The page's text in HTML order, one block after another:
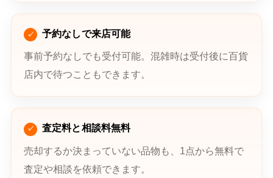
予約なしで来店可能
事前予約なしでも受付可能。混雑時は受付後に百貨
店内で待つこともできます。
査定料と相談料無料
売却するか決まっていない品物も、1点から無料で
査定や相談を依頼できます。